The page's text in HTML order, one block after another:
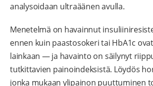
analysoidaan ultraäänen avulla.
Menetelmä on havainnut
ennen kuin paastosokeri tai HbA1c
lainkaan — ja havainto on säilynyt
tutkittavien painoindeksistä. Löydös
jonka mukaan ylipainon puuttuminen